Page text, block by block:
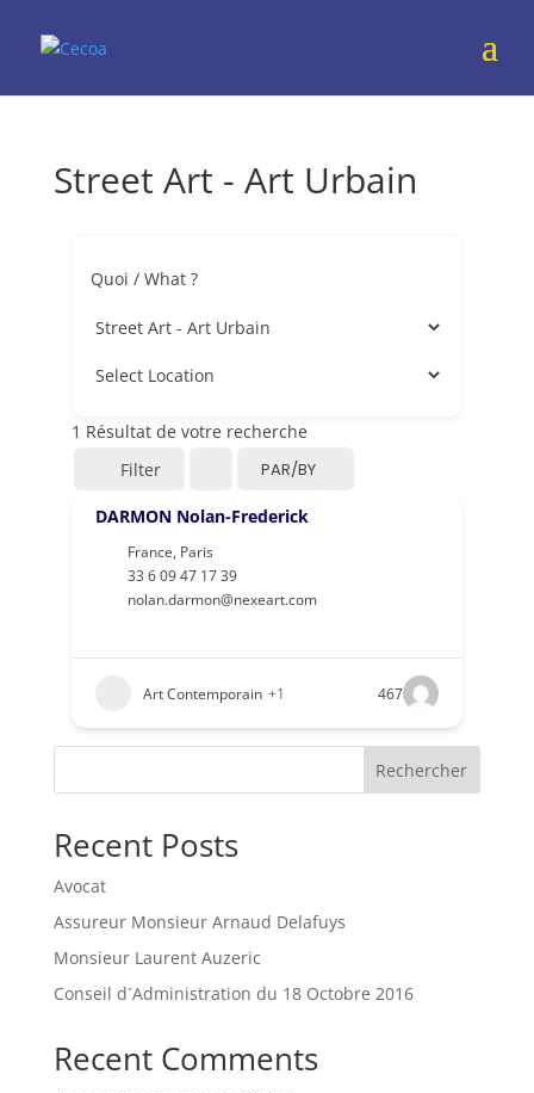
Street Art - Art Urbain
Quoi / What ?
1 Résultat de votre recherche
Filter
PAR/BY
DARMON Nolan-Frederick
France, Paris
33 6 09 47 17 39
nolan.darmon@nexeart.com
Art Contemporain +1 467
Rechercher
Recent Posts
Avocat
Assureur Monsieur Arnaud Delafuys
Monsieur Laurent Auzeric
Conseil d´Administration du 18 Octobre 2016
Recent Comments